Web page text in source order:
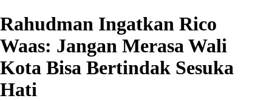
Rahudman Ingatkan Rico
Waas: Jangan Merasa Wali
Kota Bisa Bertindak Sesuka
Hati